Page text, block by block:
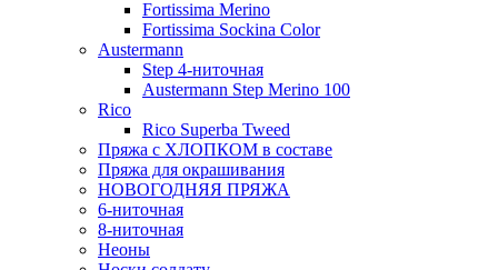
Fortissima Merino
Fortissima Sockina Color
Austermann
Step 4-ниточная
Austermann Step Merino 100
Rico
Rico Superba Tweed
Пряжа с ХЛОПКОМ в составе
Пряжа для окрашивания
НОВОГОДНЯЯ ПРЯЖА
6-ниточная
8-ниточная
Неоны